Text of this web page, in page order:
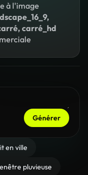
à l'image
carré_hd
Générer
en ville
pluvieuse